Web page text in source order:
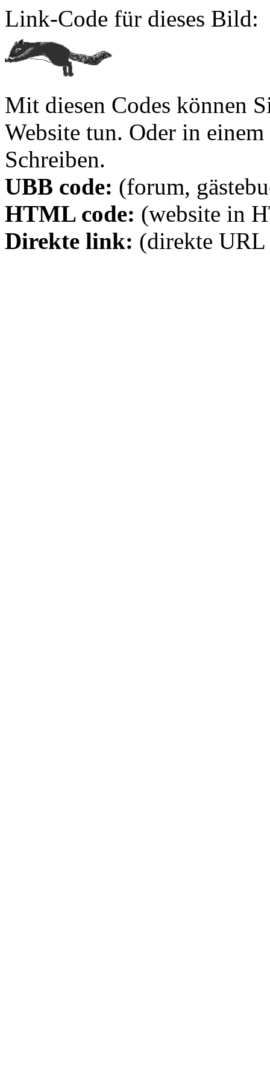
Link-Code für dieses Bild:
Mit diesen Codes können
Website tun. Oder in
Schreiben.
UBB code: (forum,
HTML code: (website in
Direkte link: (direkte